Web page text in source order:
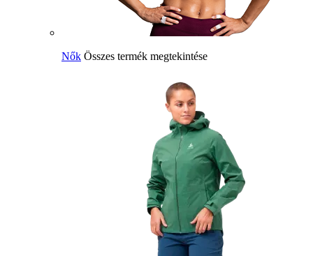
Nők Összes termék megtekintése